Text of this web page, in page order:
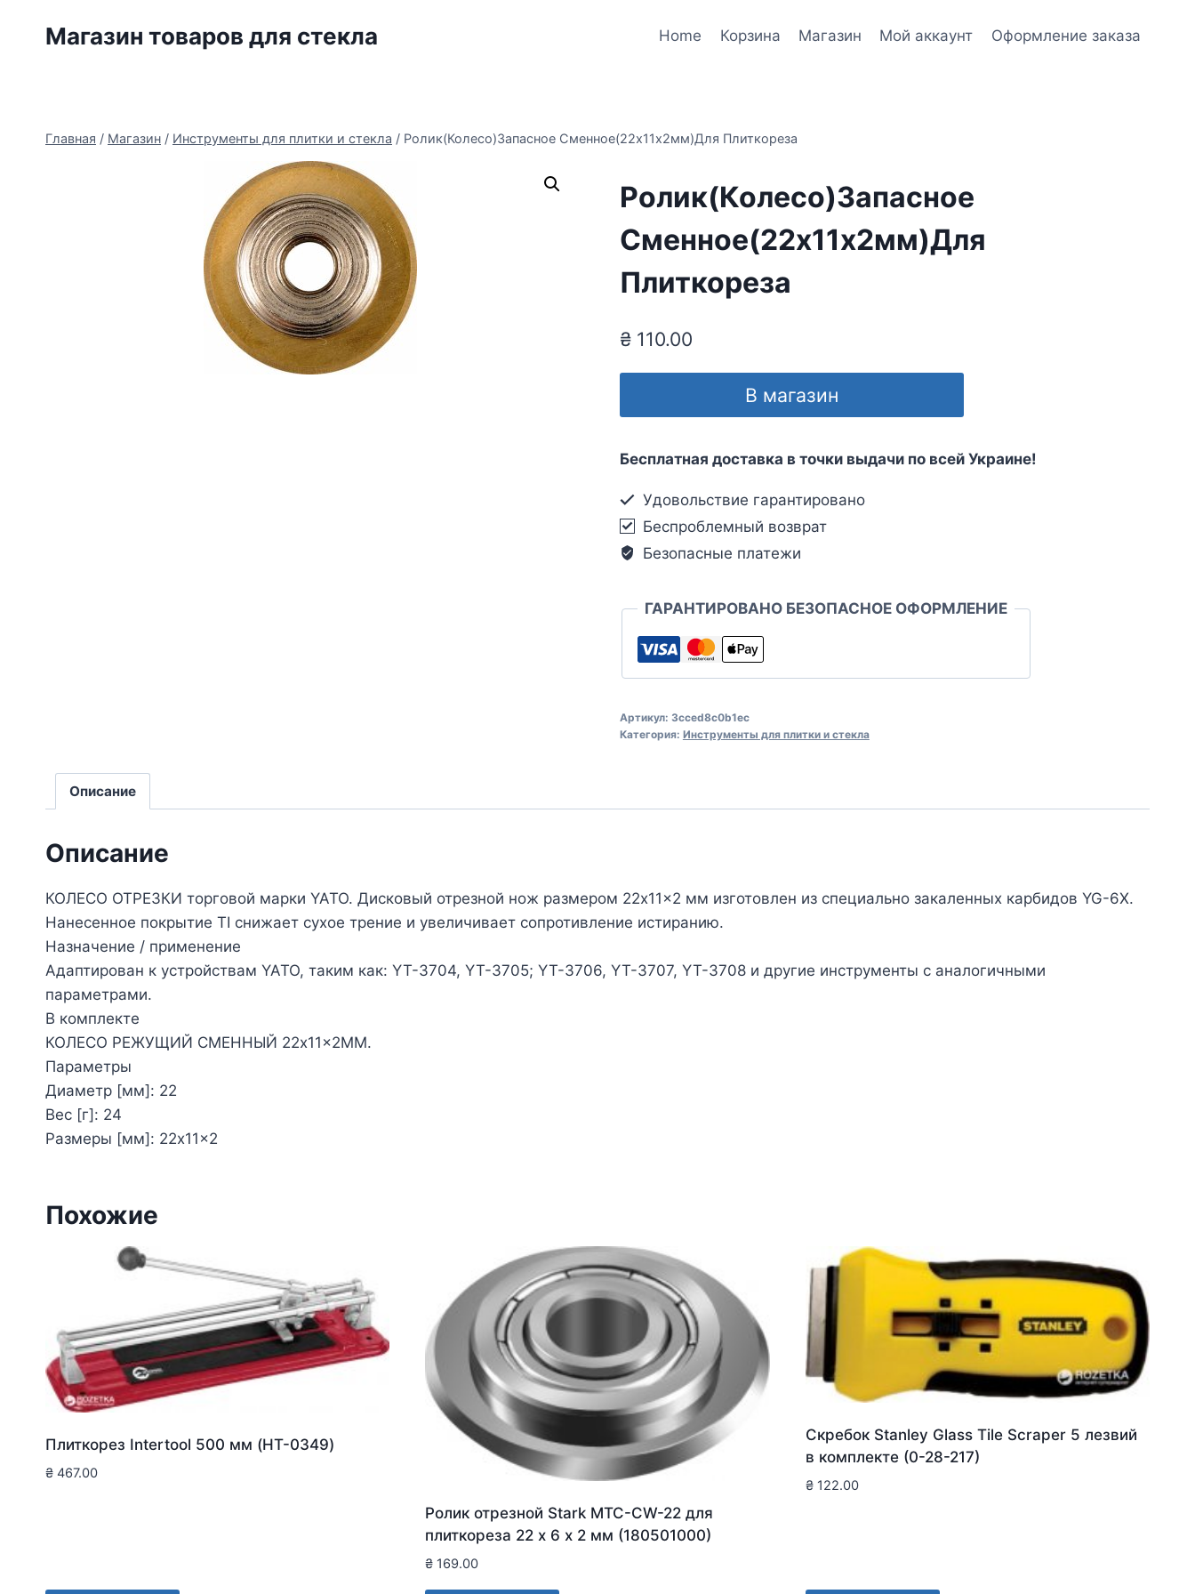
Магазин товаров для стекла Home Корзина Магазин Мой аккаунт Оформление заказа
Главная / Магазин / Инструменты для плитки и стекла / Ролик(Колесо)Запасное Сменное(22х11х2мм)Для Плиткореза
Ролик(Колесо)Запасное
Сменное(22х11х2мм)Для
Плиткореза
₴110.00
В магазин
Бесплатная доставка в точки выдачи по всей Украине!
Удовольствие гарантировано
Беспроблемный возврат
Безопасные платежи
ГАРАНТИРОВАНО БЕЗОПАСНОЕ ОФОРМЛЕНИЕ
Артикул: 3cced8c0b1ec
Категория: Инструменты для плитки и стекла
Описание
Описание
КОЛЕСО ОТРЕЗКИ торговой марки YATO. Дисковый отрезной нож размером 22x11x2 мм изготовлен из специально закаленных карбидов YG-6X.
Нанесенное покрытие TI снижает сухое трение и увеличивает сопротивление истиранию.
Назначение / применение
Адаптирован к устройствам YATO, таким как: YT-3704, YT-3705; YT-3706, YT-3707, YT-3708 и другие инструменты с аналогичными
параметрами.
В комплекте
КОЛЕСО РЕЖУЩИЙ СМЕННЫЙ 22x11x2MM.
Параметры
Диаметр [мм]: 22
Вес [г]: 24
Размеры [мм]: 22x11x2
Похожие
Плиткорез Intertool 500 мм (HT-0349)
₴ 467.00
Ролик отрезной Stark MTC-CW-22 для
плиткореза 22 х 6 х 2 мм (180501000)
₴ 169.00
Скребок Stanley Glass Tile Scraper 5 лезвий
в комплекте (0-28-217)
₴122.00